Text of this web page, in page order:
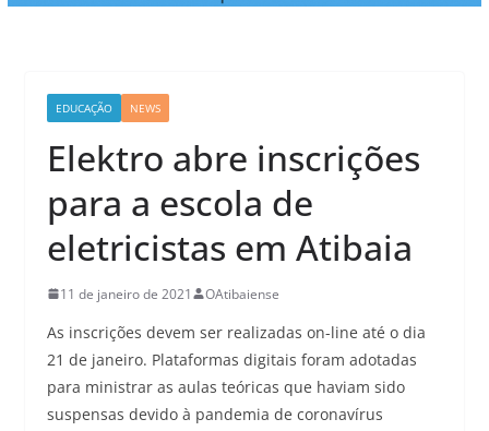
EDUCAÇÃO NEWS
Elektro abre inscrições
para a escola de
eletricistas em Atibaia
11 de janeiro de 2021 OAtibaiense
As inscrições devem ser realizadas on-line até o dia
21 de janeiro. Plataformas digitais foram adotadas
para ministrar as aulas teóricas que haviam sido
suspensas devido à pandemia de coronavírus